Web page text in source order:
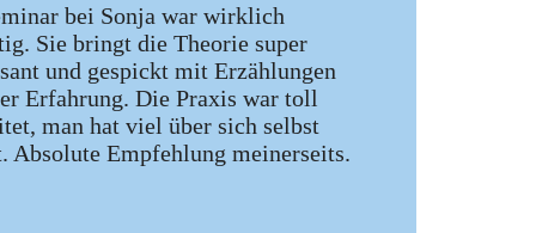
bei Sonja war wirklich
Sie bringt die Theorie super
und gespickt mit Erzählungen
Erfahrung. Die Praxis war toll
man hat viel über sich selbst
Absolute Empfehlung meinerseits.